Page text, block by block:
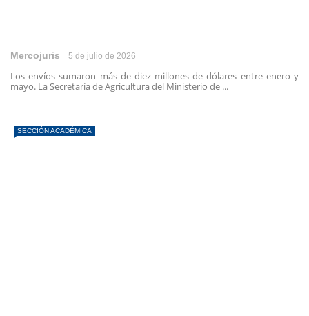
Mercojuris 5 de julio de 2026
Los envíos sumaron más de diez millones de dólares entre enero y
mayo. La Secretaría de Agricultura del Ministerio de ...
SECCIÓN ACADÉMICA